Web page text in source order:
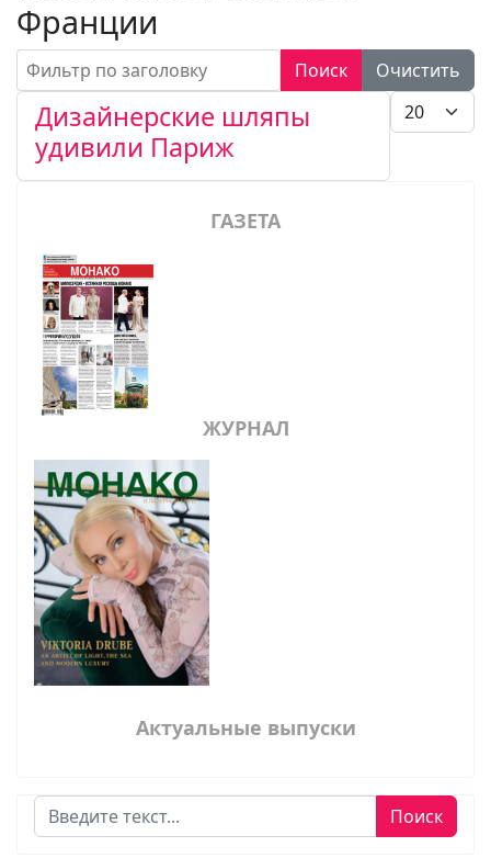
Франции
Фильтр по заголовку Поиск
Очистить
Кол-во
Дизайнерские шляпы
удивили Париж
ГАЗЕТА
ЖУРНАЛ
Актуальные выпуски
Поиск Поиск